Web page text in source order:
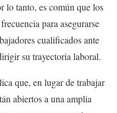
lo tanto, es común que los
para asegurarse
cualificados ante
su trayectoria laboral.
que, en lugar de trabajar
abiertos a una amplia